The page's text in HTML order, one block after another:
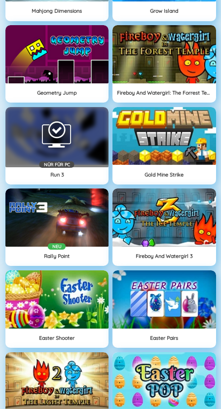
Mahjong Dimensions Grow Island
Geometry Jump Fireboy And Watergirl: The Forrest Temple
NÜR FÜR PC
Run 3 Gold Mine Strike
NEU
Rally Point Fireboy And Watergirl 3
Easter Shooter Easter Pairs